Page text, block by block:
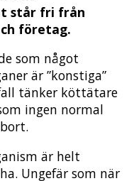
står fri från
företag.
som något
är ”konstiga”
tänker köttätare
ingen normal
är helt
Ungefär som när